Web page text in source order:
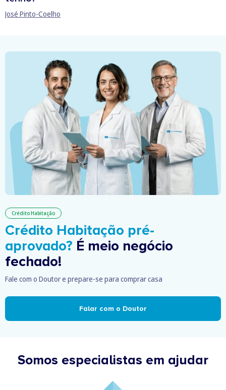
José Pinto-Coelho
Crédito Habitação
Crédito Habitação pré-
aprovado? É meio negócio
fechado!
Fale com o Doutor e prepare-se para comprar casa
Falar com o Doutor
Somos especialistas em ajudar